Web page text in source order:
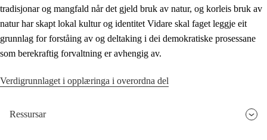
tradisjonar og mangfald når det gjeld bruk av natur, og korleis bruk av
natur har skapt lokal kultur og identitet Vidare skal faget leggje eit
grunnlag for forståing av og deltaking i dei demokratiske prosessane
som berekraftig forvaltning er avhengig av.
Verdigrunnlaget i opplæringa i overordna del
Ressursar